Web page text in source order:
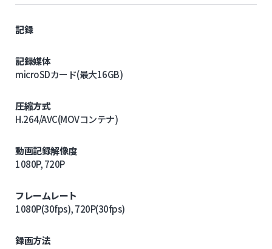
記録
記録媒体
microSDカード(最大16GB)
圧縮方式
H.264/AVC(MOVコンテナ)
動画記録解像度
1080P, 720P
フレームレート
1080P(30fps), 720P(30fps)
録画方法